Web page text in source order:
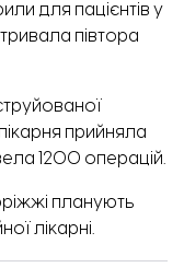
для пацієнтів у
півтора
прийняла
1200 операцій.
планують
лікарні.